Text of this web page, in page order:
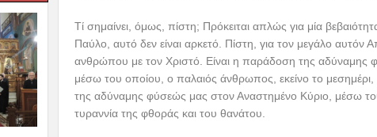
Τί σημαίνει, όμως, πίστη; Πρόκειται απλώς για μία
Παύλο, αυτό δεν είναι αρκετό. Πίστη, για τον μεγάλο αυτόν
ανθρώπου με τον Χριστό. Είναι η παράδοση της αδύναμης
μέσω του οποίου, ο παλαιός άνθρωπος, εκείνο το
της αδύναμης φύσεώς μας στον Αναστημένο Κύριο, μέσω
τυραννία της φθοράς και του θανάτου.